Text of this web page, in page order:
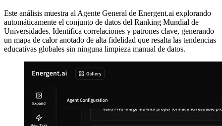
Este análisis muestra al Agente General de Energent.ai explorando
automáticamente el conjunto de datos del Ranking Mundial de
Universidades. Identifica correlaciones y patrones clave, generando
un mapa de calor anotado de alta fidelidad que resalta las tendencias
educativas globales sin ninguna limpieza manual de datos.